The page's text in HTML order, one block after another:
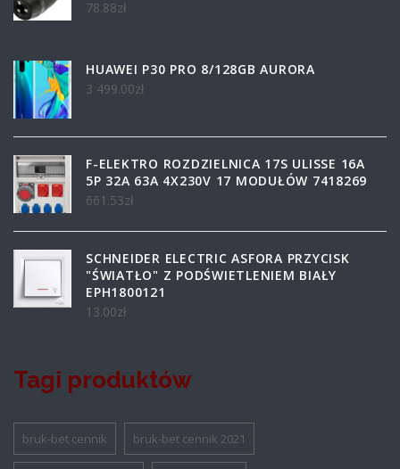
78.88zł
HUAWEI P30 PRO 8/128GB AURORA
3 499.00zł
F-ELEKTRO ROZDZIELNICA 17S ULISSE 16A
5P 32A 63A 4X230V 17 MODUŁÓW 7418269
661.53zł
SCHNEIDER ELECTRIC ASFORA PRZYCISK
"ŚWIATŁO" Z PODŚWIETLENIEM BIAŁY
EPH1800121
13.00zł
Tagi produktów
bruk-bet cennik bruk-bet cennik 2021